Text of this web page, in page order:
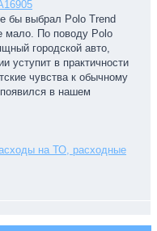
бы выбрал Polo Trend
мало. По поводу Polo
городской авто,
уступит в практичности
чувства к обычному
в нашем
на ТО, расходные